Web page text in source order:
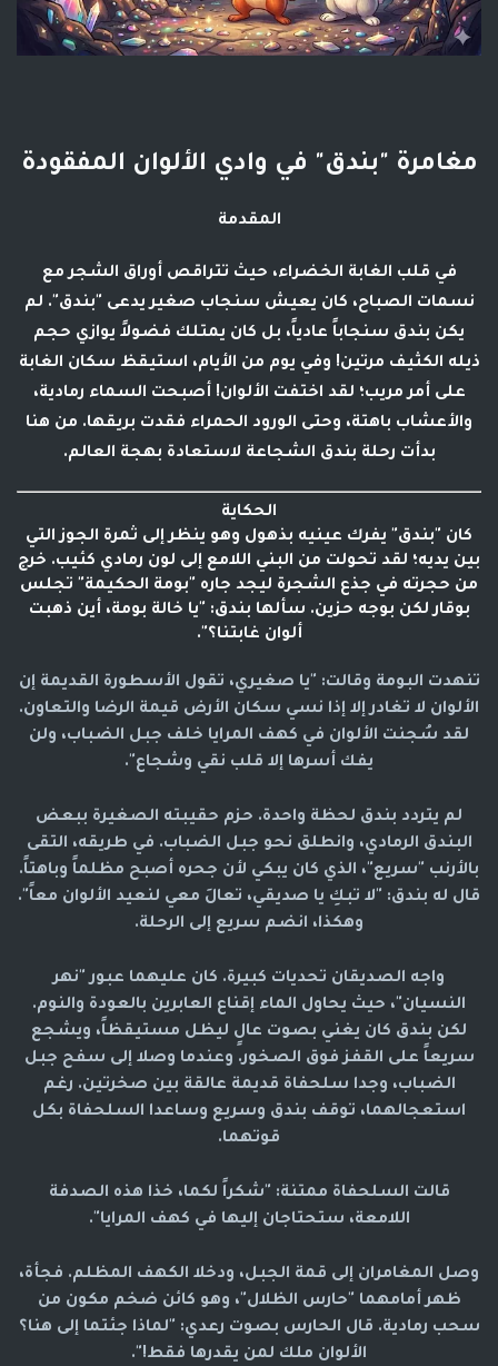
مغامرة "بندق" في وادي الألوان المفقودة
المقدمة
في قلب الغابة الخضراء، حيث تتراقص أوراق الشجر مع
نسمات الصباح، كان يعيش سنجاب صغير يدعى "بندق". لم
يكن بندق سنجاباً عادياً، بل كان يمتلك فضولاً يوازي حجم
ذيله الكثيف مرتين! وفي يوم من الأيام، استيقظ سكان الغابة
على أمر مريب؛ لقد اختفت الألوان! أصبحت السماء رمادية،
والأعشاب باهتة، وحتى الورود الحمراء فقدت بريقها. من هنا
بدأت رحلة بندق الشجاعة لاستعادة بهجة العالم.
الحكاية
كان "بندق" يفرك عينيه بذهول وهو ينظر إلى ثمرة الجوز التي
بين يديه؛ لقد تحولت من البني اللامع إلى لون رمادي كئيب. خرج
من حجرته في جذع الشجرة ليجد جاره "بومة الحكيمة" تجلس
بوقار لكن بوجه حزين. سألها بندق: "يا خالة بومة، أين ذهبت
ألوان غابتنا؟".
تنهدت البومة وقالت: "يا صغيري، تقول الأسطورة القديمة إن
الألوان لا تغادر إلا إذا نسي سكان الأرض قيمة الرضا والتعاون.
لقد سُجنت الألوان في كهف المرايا خلف جبل الضباب، ولن
يفك أسرها إلا قلب نقي وشجاع".
لم يتردد بندق لحظة واحدة. حزم حقيبته الصغيرة ببعض
البندق الرمادي، وانطلق نحو جبل الضباب. في طريقه، التقى
بالأرنب "سريع"، الذي كان يبكي لأن جحره أصبح مظلماً وباهتاً.
قال له بندق: "لا تبكِ يا صديقي، تعالَ معي لنعيد الألوان معاً".
وهكذا، انضم سريع إلى الرحلة.
واجه الصديقان تحديات كبيرة. كان عليهما عبور "نهر
النسيان"، حيث يحاول الماء إقناع العابرين بالعودة والنوم.
لكن بندق كان يغني بصوت عالٍ ليظل مستيقظاً، ويشجع
سريعاً على القفز فوق الصخور. وعندما وصلا إلى سفح جبل
الضباب، وجدا سلحفاة قديمة عالقة بين صخرتين. رغم
استعجالهما، توقف بندق وسريع وساعدا السلحفاة بكل
قوتهما.
قالت السلحفاة ممتنة: "شكراً لكما، خذا هذه الصدفة
اللامعة، ستحتاجان إليها في كهف المرايا".
وصل المغامران إلى قمة الجبل، ودخلا الكهف المظلم. فجأة،
ظهر أمامهما "حارس الظلال"، وهو كائن ضخم مكون من
سحب رمادية. قال الحارس بصوت رعدي: "لماذا جئتما إلى هنا؟
الألوان ملك لمن يقدرها فقط!".